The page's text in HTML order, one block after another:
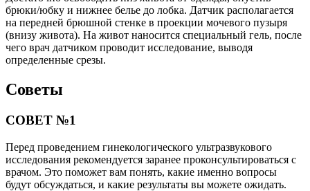
брюки/юбку и нижнее белье до лобка. Датчик располагается
на передней брюшной стенке в проекции мочевого пузыря
(внизу живота). На живот наносится специальный гель, после
чего врач датчиком проводит исследование, выводя
определенные срезы.
Советы
СОВЕТ №1
Перед проведением гинекологического ультразвукового
исследования рекомендуется заранее проконсультироваться с
врачом. Это поможет вам понять, какие именно вопросы
будут обсуждаться, и какие результаты вы можете ожидать.